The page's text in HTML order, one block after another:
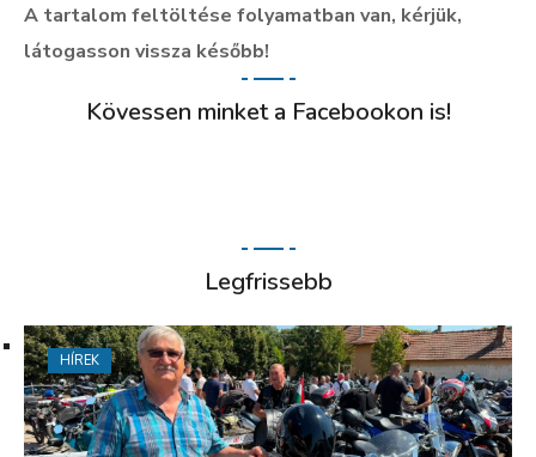
A tartalom feltöltése folyamatban van, kérjük,
látogasson vissza később!
Kövessen minket a Facebookon is!
Legfrissebb
HÍREK